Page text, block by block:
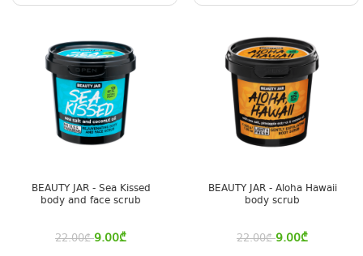
BEAUTY JAR - Sea Kissed
body and face scrub
22.00₾ 9.00₾
BEAUTY JAR - Aloha Hawaii
body scrub
22.00₾ 9.00₾